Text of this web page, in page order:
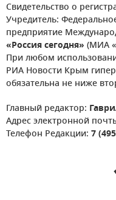
Свидетельство о
Учредитель:
предприятие
«Россия сегодня» (МИА
При любом
РИА Новости Крым
обязательна не ниже
Главный редактор:
Адрес электронной
Телефон Редакции: 7